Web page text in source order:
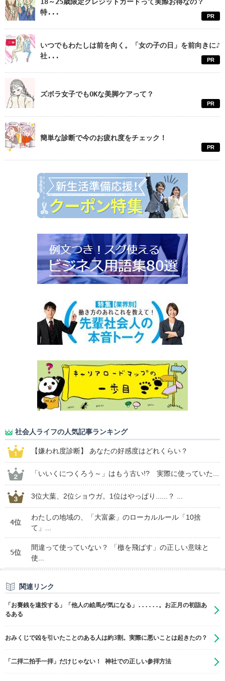
18～25歳限定クレジットカードって実際お得なの？
特...
PR
いつでもわたしは前を向く。「女の子の日」を前向きに♪
社...
PR
ズボラ女子でもOKな美脚ケアって？
PR
簡単な診断で今のお疲れ度をチェック！
PR
社会人ライフの人気記事ランキング
【嫌われ度診断】 あなたの好感度はどれくらい？
「いいくにつくろう～」はもう古い!? 実際に使っていた...
3位大葉、2位ショウガ。1位はやっぱり......？ ...
4位
わたしの地域の、「大富豪」のローカルルール「10捨
て」...
5位
間違って使っていない？ 「檄を飛ばす」の正しい意味と
使...
関連リンク
「お賽銭を遠投する」「他人の絵馬が気になる」......。お正月の初詣あ
るある
おみくじで凶を引いたことのある人は約3割。実際に悪いことは起きたの？
「二拝二拍手一拝」だけじゃない！ 神社での正しい参拝方法